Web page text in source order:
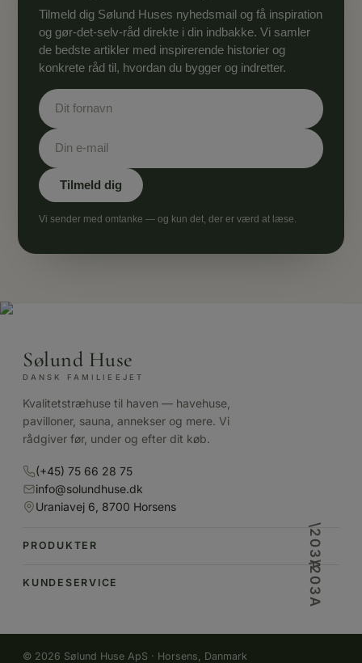
Tilmeld dig Sølund Huses nyhedsmail og få inspiration
og gør-det-selv-råd direkte i din indbakke. Vi samler
de bedste artikler med inspirerende historier og
konkrete råd til, hvordan du bygger og indretter.
Vi sender med omtanke — og kun det, der er værd at læse.
Sølund Huse
DANSK FAMILIEEJET
Kvalitetstræhuse til haven — havehuse,
pavilloner, sauna, annekser og mere. Vi
rådgiver før, under og efter dit køb.
(+45) 75 66 28 75
info@solundhuse.dk
Uraniavej 6, 8700 Horsens
PRODUKTER
KUNDESERVICE
© 2026 Sølund Huse ApS · Horsens, Danmark